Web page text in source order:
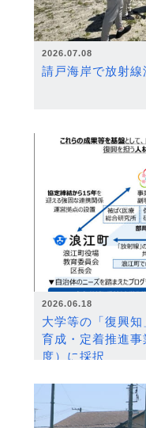
2026.07.08
請戸海岸で放射線
2026.06.18
大学等の「復興
育成・定着推進
度）に採択